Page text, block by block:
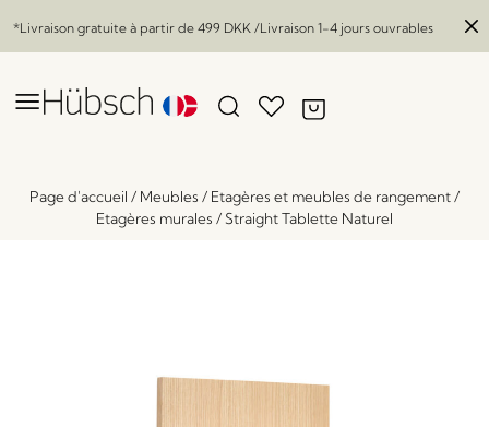
*Livraison gratuite à partir de 499 DKK /Livraison 1-4 jours ouvrables
Page d'accueil / Meubles / Etagères et meubles de rangement/
Etagères murales / Straight Tablette Naturel